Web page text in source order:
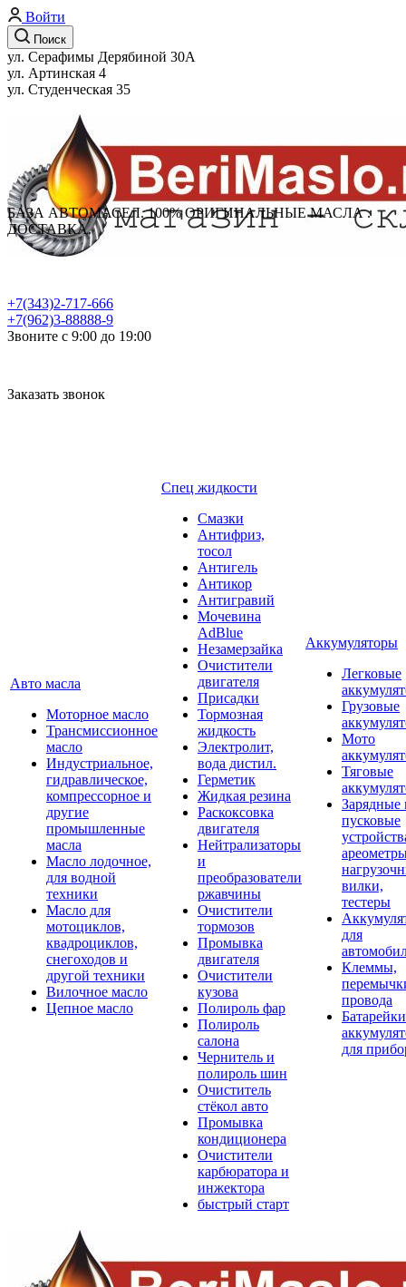
Войти
Поиск
ул. Серафимы Дерябиной 30А
ул. Артинская 4
ул. Студенческая 35
БАЗА АВТОМАСЕЛ. 100% ОРИГИНАЛЬНЫЕ МАСЛА .
ДОСТАВКА.
+7(343)2-717-666
+7(962)3-88888-9
Звоните с 9:00 до 19:00
Заказать звонок
Авто масла
Моторное масло
Трансмиссионное
масло
Индустриальное,
гидравлическое,
компрессорное и
другие
промышленные
масла
Масло лодочное,
для водной
техники
Масло для
мотоциклов,
квадроциклов,
снегоходов и
другой техники
Вилочное масло
Цепное масло
Спец жидкости
Смазки
Антифриз,
тосол
Антигель
Антикор
Антигравий
Мочевина
AdBlue
Незамерзайка
Очистители
двигателя
Присадки
Тормозная
жидкость
Электролит,
вода дистил.
Герметик
Жидкая резина
Раскоксовка
двигателя
Нейтрализаторы
и
преобразователи
ржавчины
Очистители
тормозов
Промывка
двигателя
Очистители
кузова
Полироль фар
Полироль
салона
Чернитель и
полироль шин
Очиститель
стёкол авто
Промывка
кондиционера
Очистители
карбюратора и
инжектора
быстрый старт
Аккумуляторы
Легковые
Грузовые
Мото
Тяговые
Зарядные
пусковые
вилки,
тестеры
для
Клеммы,
провода
для